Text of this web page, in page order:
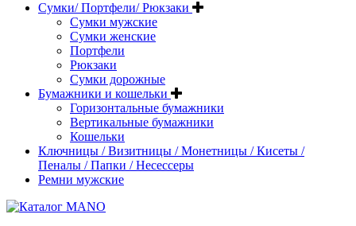
Сумки/ Портфели/ Рюкзаки
Сумки мужские
Сумки женские
Портфели
Рюкзаки
Сумки дорожные
Бумажники и кошельки
Горизонтальные бумажники
Вертикальные бумажники
Кошельки
Ключницы / Визитницы / Монетницы / Кисеты /
Пеналы / Папки / Несессеры
Ремни мужские